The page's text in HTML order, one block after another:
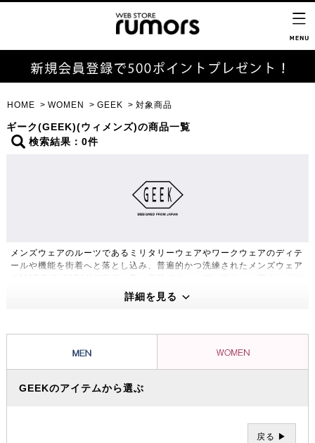
HOME WOMEN GEEK 対象商品
ギーク(GEEK)(ウィメンズ)の商品一覧
検索結果：0件
メンズウェアのルーツであるミリタリーウェアやワークウェアのディテ
ールや機能を街着へと落とし込み、普遍的かつ洗練されたメンズウェア
意味で、何かしらの卓越した知識があることを指す俗語であるGEEKを
ブランド名とし、全ての世代のファッションを楽しむ大人達のための服
詳細を見る
GEEKのアイテムから選ぶ
戻る ▶